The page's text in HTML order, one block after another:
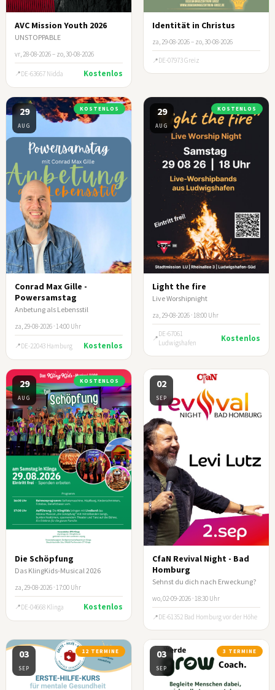
AVC Mission Youth 2026
UNSTOPPABLE
vr, 28-08-2026 – zo, 30-08-2026
DE-63667 Nidda Kostenlos
Identität in Christus
za, 29-08-2026 – zo, 30-08-2026
DE-07973 Greiz
29
AUG
KOSTENLOS
Conrad Max Gille -
Powersamstag
Anbetung als Lebensstil
za, 29-08-2026 · 14:00 Uhr
DE-22043 Hamburg Kostenlos
29
AUG
KOSTENLOS
Light the fire
Live Worshipnight
za, 29-08-2026 · 18:00 Uhr
DE-67061
Ludwigshafen
Kostenlos
29
AUG
KOSTENLOS
Die Schöpfung
Das KlingKids-Musical 2026
za, 29-08-2026 · 17:00 Uhr
DE-04668 Klinga Kostenlos
02
SEP
CfaN Revival Night - Bad
Homburg
Sehnst du dich nach Erweckung?
wo, 02-09-2026 · 18:30 Uhr
DE-61352 Bad Homburg vor der Höhe
03
SEP
12 TERMINE 03
SEP
3 TERMINE